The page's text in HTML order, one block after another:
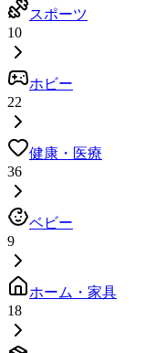
スポーツ
10
ホビー
22
健康・医療
36
ベビー
9
ホーム・家具
18